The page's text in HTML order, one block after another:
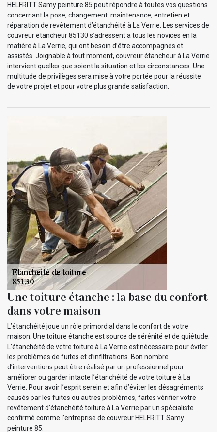
HELFRITT Samy peinture 85 peut répondre à toutes vos questions
concernant la pose, changement, maintenance, entretien et
réparation de revêtement d’étanchéité à La Verrie. Les services de
couvreur étancheur 85130 s’adressent à tous les novices en la
matière à La Verrie, qui ont besoin d’être accompagnés et
assistés. Joignable à tout moment, couvreur étancheur à La Verrie
intervient quelles que soient la situation et les circonstances. Une
multitude de privilèges sera mise à votre portée pour la réussite
de votre projet et pour votre plus grande satisfaction.
Une toiture étanche : la base du confort
dans votre maison
L’étanchéité joue un rôle primordial dans le confort de votre
maison. Une toiture étanche est source de sérénité et de quiétude.
L’étanchéité de votre toiture à La Verrie est nécessaire pour éviter
les problèmes de fuites et d’infiltrations. Bon nombre
d’interventions peut être réalisé par un professionnel pour
améliorer ou garder intacte l’étanchéité de votre toiture à La
Verrie. Pour avoir l’esprit serein et afin d’éviter les désagréments
causés par les fuites ou autres problèmes, faites vérifier votre
revêtement d’étanchéité toiture à La Verrie par un spécialiste
confirmé comme l’entreprise de couvreur HELFRITT Samy
peinture 85.